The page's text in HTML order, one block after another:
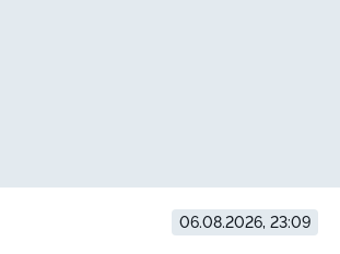
06.08.2026, 23:09